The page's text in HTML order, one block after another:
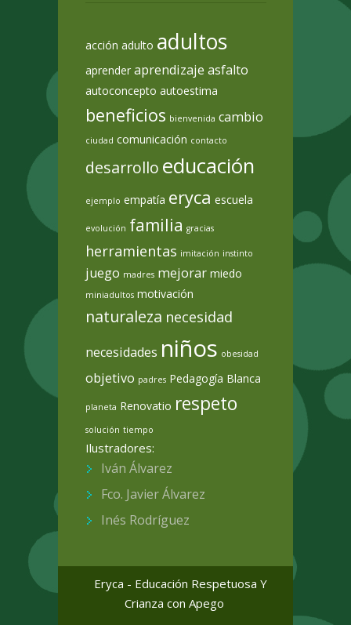
acción adulto adultos
aprender aprendizaje asfalto
autoconcepto autoestima
beneficios bienvenida cambio
ciudad comunicación contacto
desarrollo educación
ejemplo empatía eryca escuela
evolución familia gracias
herramientas imitación instinto
juego madres mejorar miedo
miniadultos motivación
naturaleza necesidad
necesidades niños obesidad
objetivo padres Pedagogía Blanca
planeta Renovatio respeto
solución tiempo
Ilustradores:
Iván Álvarez
Fco. Javier Álvarez
Inés Rodríguez
Eryca - Educación Respetuosa Y
Crianza con Apego